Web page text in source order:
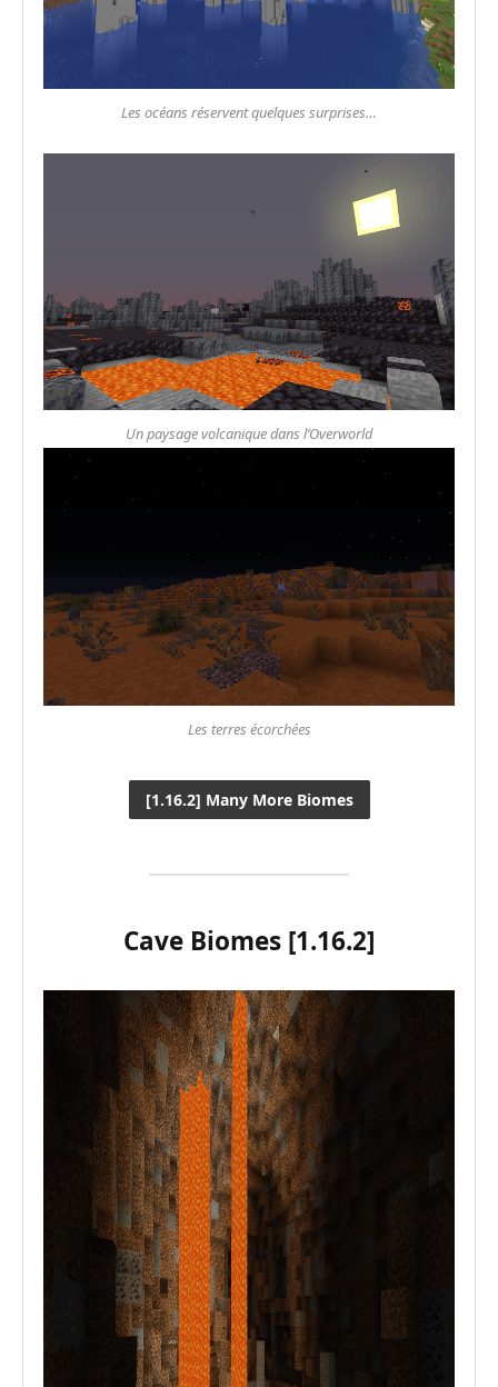
Les océans réservent quelques surprises…
Un paysage volcanique dans l’Overworld
Les terres écorchées
[1.16.2] Many More Biomes
Cave Biomes [1.16.2]